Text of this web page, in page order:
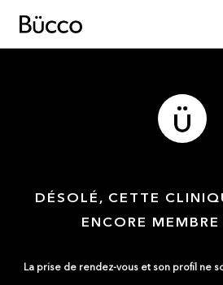
DÉSOLÉ, CETTE
ENCORE
La prise de rendez-vous et son profil ne